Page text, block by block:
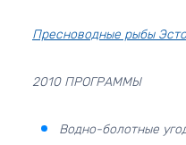
Пресноводные рыбы
2010 ПРОГРАММЫ
Водно-болотные